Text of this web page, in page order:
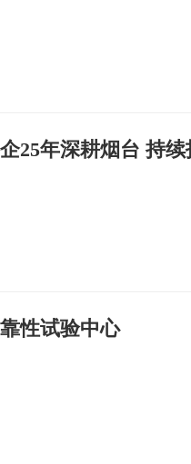
25年深耕烟台 持
性试验中心